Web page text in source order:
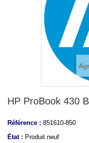
HP ProBook 430
Référence : 851610-850
État : Produit neuf